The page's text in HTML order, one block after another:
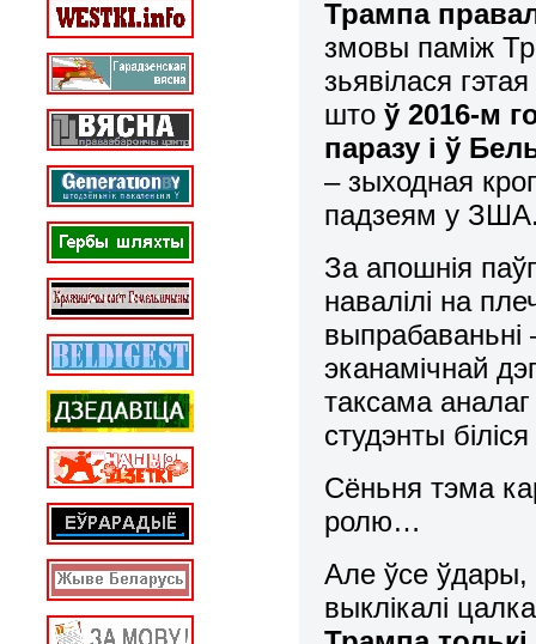
Трампа
змовы паміж
зьявілася
штоў 2016-м
паразу і ў
– зыходная
падзеям у
За апошнія
навалілі на
выпрабаваньні
эканамічнай
таксама аналаг
студэнты
Сёньня тэма
ролю…
Але ўсе ўдары,
выклікалі